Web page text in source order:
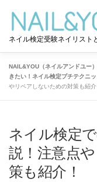
ツ
ネイル検定受験ネイリスト
ログイン ユーザ
お問い合わせ
NAIL&YOU（ネイルアンドユー）
きたい！ネイル検定プチテクニ
やリペアしないための対策も紹介
ネイル検定
説！注意点
策も紹介！